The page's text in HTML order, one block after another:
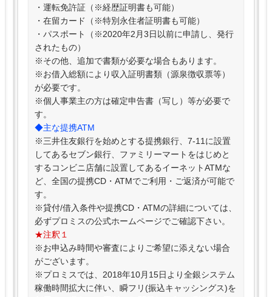
・運転免許証（※経歴証明書も可能）
・在留カード（※特別永住者証明書も可能）
・パスポート（※2020年2月3日以前に申請し、発行
されたもの）
※その他、追加で書類が必要な場合もあります。
※お借入総額により収入証明書類（源泉徴収票等）
が必要です。
※個人事業主の方は確定申告書（写し）等が必要で
す。
◆主な提携ATM
※三井住友銀行を始めとする提携銀行、7-11に設置
してあるセブン銀行、ファミリーマートをはじめと
するコンビニ店舗に設置してあるイーネットATMな
ど、全国の提携CD・ATMでご利用・ご返済が可能で
す。
※貸付/借入条件や提携CD・ATMの詳細については、
必ずプロミスの公式ホームページでご確認下さい。
★注釈１
※お申込み時間や審査によりご希望に添えない場合
がございます。
※プロミスでは、2018年10月15日より全銀システム
稼働時間拡大に伴い、瞬フリ(振込キャッシングス)を